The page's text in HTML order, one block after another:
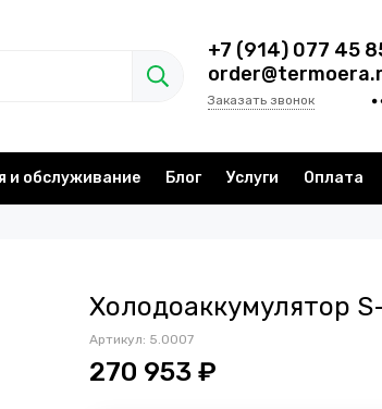
+7 (914) 077 45
Заказать звонок
и обслуживание Блог Услуги Оплата
Холодоаккумулятор
Артикул: 5.0007
270 953 ₽